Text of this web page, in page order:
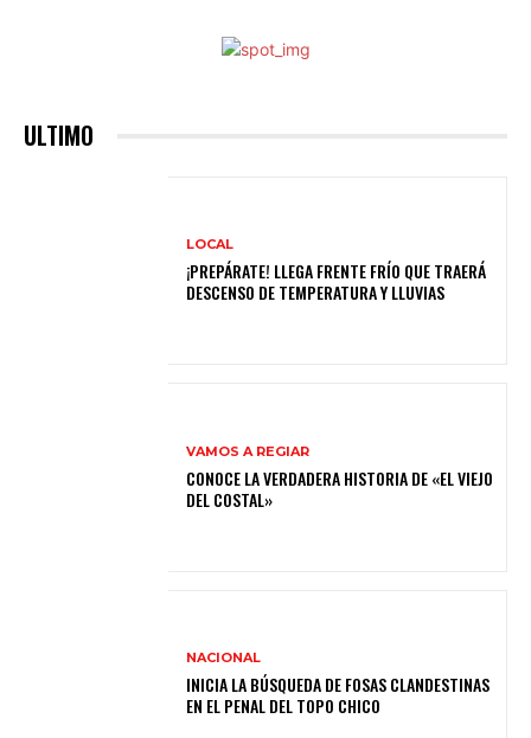
ULTIMO
LOCAL
¡PREPÁRATE! LLEGA FRENTE FRÍO QUE TRAERÁ
DESCENSO DE TEMPERATURA Y LLUVIAS
VAMOS A REGIAR
CONOCE LA VERDADERA HISTORIA DE «EL VIEJO
DEL COSTAL»
NACIONAL
INICIA LA BÚSQUEDA DE FOSAS CLANDESTINAS
EN EL PENAL DEL TOPO CHICO